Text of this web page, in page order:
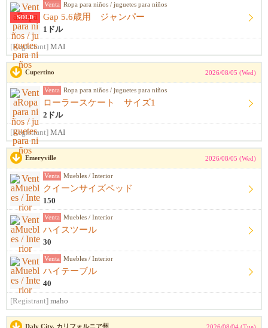
SOLD
Venta Ropa para niños / juguetes para niños
Gap 5.6歳用 ジャンパー
1ドル
[Registrant] MAI
Cupertino 2026/08/05 (Wed)
Venta Ropa para niños / juguetes para niños
ローラースケート サイズ1
2ドル
[Registrant] MAI
Emeryville 2026/08/05 (Wed)
Venta Muebles / Interior
クイーンサイズベッド
150
Venta Muebles / Interior
ハイスツール
30
Venta Muebles / Interior
ハイテーブル
40
[Registrant] maho
Daly City, カリフォルニア州